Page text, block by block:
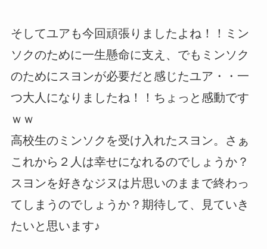
そしてユアも今回頑張りましたよね！！ミン
ソクのために一生懸命に支え、でもミンソク
のためにスヨンが必要だと感じたユア・・一
つ大人になりましたね！！ちょっと感動です
ｗｗ
高校生のミンソクを受け入れたスヨン。さぁ
これから２人は幸せになれるのでしょうか？
スヨンを好きなジヌは片思いのままで終わっ
てしまうのでしょうか？期待して、見ていき
たいと思います♪